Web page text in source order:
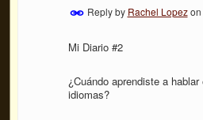
Reply by Rachel Lopezon
Mi Diario #2
¿Cuándo aprendiste a
idiomas?